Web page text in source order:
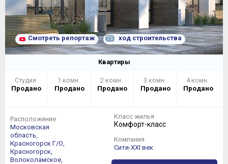
Смотреть репортаж 73 ход строительства
Квартиры
Студия
Продано
1 комн.
Продано
2 комн.
Продано
3 комн.
Продано
4 комн.
Продано
Расположение
Московская
область,
Красногорск Г/О,
Красногорск,
Волоколамское,
Класс жилья
Комфорт-класс
Компания
Сити-XXI век